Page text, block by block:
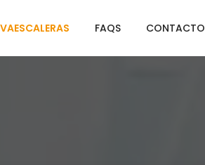
FAQS CONTACTO